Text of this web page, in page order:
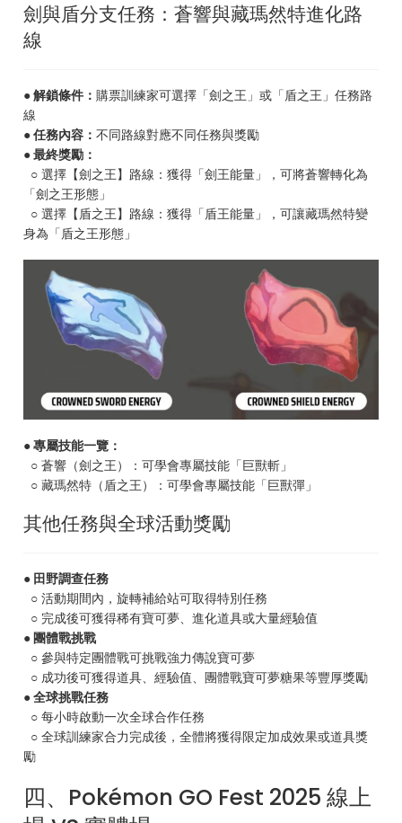
劍與盾分支任務：蒼響與藏瑪然特進化路
線
● 解鎖條件：購票訓練家可選擇「劍之王」或「盾之王」任務路
線
● 任務內容：不同路線對應不同任務與獎勵
● 最終獎勵：
○ 選擇【劍之王】路線：獲得「劍王能量」，可將蒼響轉化為
「劍之王形態」
○ 選擇【盾之王】路線：獲得「盾王能量」，可讓藏瑪然特變
身為「盾之王形態」
● 專屬技能一覽：
○ 蒼響（劍之王）：可學會專屬技能「巨獸斬」
○ 藏瑪然特（盾之王）：可學會專屬技能「巨獸彈」
其他任務與全球活動獎勵
● 田野調查任務
○ 活動期間內，旋轉補給站可取得特別任務
○ 完成後可獲得稀有寶可夢、進化道具或大量經驗值
● 團體戰挑戰
○ 參與特定團體戰可挑戰強力傳說寶可夢
○ 成功後可獲得道具、經驗值、團體戰寶可夢糖果等豐厚獎勵
● 全球挑戰任務
○ 每小時啟動一次全球合作任務
○ 全球訓練家合力完成後，全體將獲得限定加成效果或道具獎
勵
四、Pokémon GO Fest 2025 線上